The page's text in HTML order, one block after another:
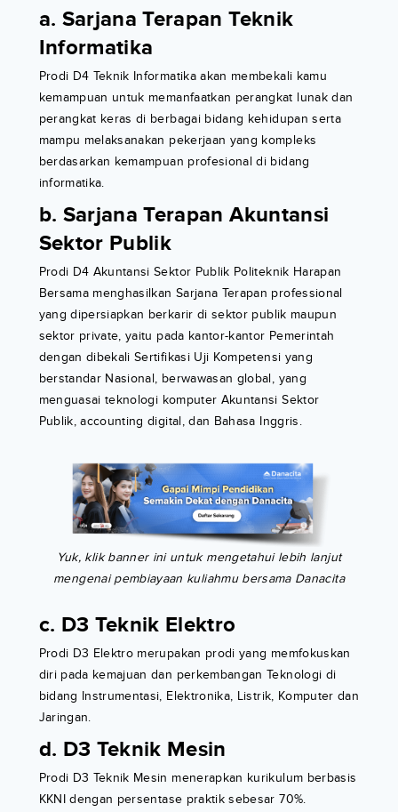
a. Sarjana Terapan Teknik
Informatika
Prodi D4 Teknik Informatika akan membekali kamu
kemampuan untuk memanfaatkan perangkat lunak dan
perangkat keras di berbagai bidang kehidupan serta
mampu melaksanakan pekerjaan yang kompleks
berdasarkan kemampuan profesional di bidang
informatika.
b. Sarjana Terapan Akuntansi
Sektor Publik
Prodi D4 Akuntansi Sektor Publik Politeknik Harapan
Bersama menghasilkan Sarjana Terapan professional
yang dipersiapkan berkarir di sektor publik maupun
sektor private, yaitu pada kantor-kantor Pemerintah
dengan dibekali Sertifikasi Uji Kompetensi yang
berstandar Nasional, berwawasan global, yang
menguasai teknologi komputer Akuntansi Sektor
Publik, accounting digital, dan Bahasa Inggris.
Yuk, klik banner ini untuk mengetahui lebih lanjut
mengenai pembiayaan kuliahmu bersama Danacita
c. D3 Teknik Elektro
Prodi D3 Elektro merupakan prodi yang memfokuskan
diri pada kemajuan dan perkembangan Teknologi di
bidang Instrumentasi, Elektronika, Listrik, Komputer dan
Jaringan.
d. D3 Teknik Mesin
Prodi D3 Teknik Mesin menerapkan kurikulum berbasis
KKNI dengan persentase praktik sebesar 70%.